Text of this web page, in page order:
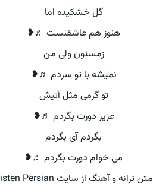
گل خشکیده اما
هنوز هم عاشقنست ♬❥
زمستون ولی من
نمیشه با تو سردم ♬❥
تو گرمی مثل آتیش
عزیز دورت بگردم ♬❥
بگردم آی بگردم
می خوام دورت بگردم ♬❥
متن ترانه و آهنگ از سایت Listen Persian